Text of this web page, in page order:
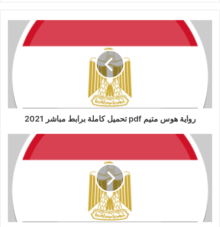
رواية هوس متيم pdf تحميل كاملة برابط مباشر 2021